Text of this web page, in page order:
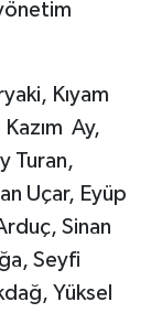
Kıyam
Ay,
Turan,
Uçar, Eyüp
Sinan
Seyfi
Yüksel